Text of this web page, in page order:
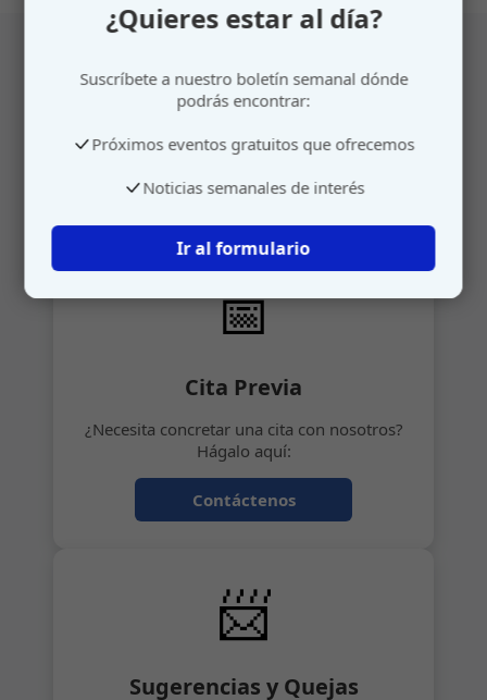
Atención personalizada
Gestione su cita o envíenos sus sugerencias de
manera rápida y sencilla.
📅
Cita Previa
¿Necesita concretar una cita con nosotros?
Hágalo aquí:
Contáctenos
📨
Sugerencias y Quejas
¿Quieres estar al día?
Suscríbete a nuestro boletín semanal dónde
podrás encontrar:
Próximos eventos gratuitos que ofrecemos
Noticias semanales de interés
Ir al formulario